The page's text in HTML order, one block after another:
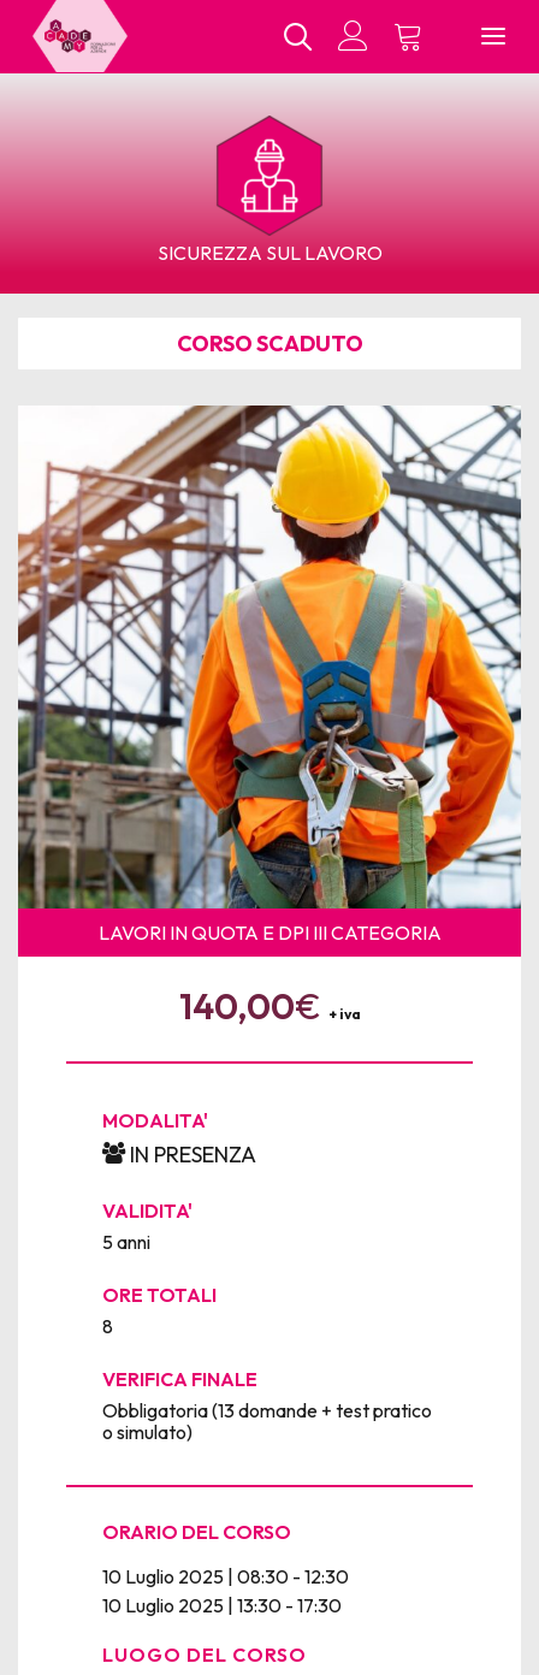
Chi Siamo
Tutti i Corsi
In Presenza
E-Learning
Contatti
News
Per le Aziende
SICUREZZA SUL LAVORO
CORSO SCADUTO
LAVORI IN QUOTA E DPI III CATEGORIA
140,00€ + iva
MODALITA'
IN PRESENZA
VALIDITA'
5 anni
ORE TOTALI
8
VERIFICA FINALE
Obbligatoria (13 domande + test pratico
o simulato)
ORARIO DEL CORSO
10 Luglio 2025 | 08:30 - 12:30
10 Luglio 2025 | 13:30 - 17:30
LUOGO DEL CORSO